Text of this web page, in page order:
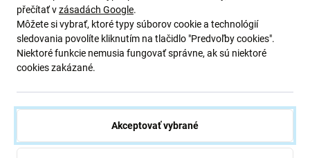
Senzor priblíženia a osvetlenie
Lepšie pozorovacie uhly ako s TFT displejom po
predaji
Nižšia spotreba batérie v porovnaní s TFT displejom
na trhu s náhradnými dielmi
přečítať vzásadách Google.
Môžete si vybrať, ktoré typy súborov cookie a technológií
sledovania povolíte kliknutím na tlačidlo "Predvoľby cookies".
Niektoré funkcie nemusia fungovať správne, ak sú niektoré
cookies zakázané.
Akceptovať vybrané